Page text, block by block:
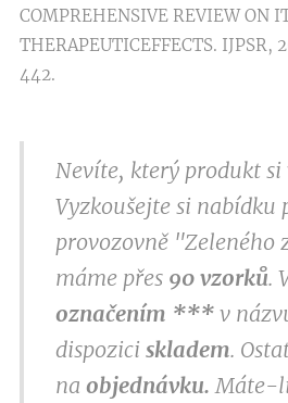
COMPREHENSIVE REVIEW ON
THERAPEUTICEFFECTS.
442.
Nevíte, který produkt si
Vyzkoušejte si nabídku
provozovně "Zeleného
máme přes 90 vzorků.
označením *** v
dispozici skladem.
na objednávku. Máte-